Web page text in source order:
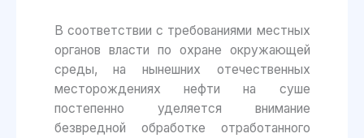
В соответствии с требованиями местных
органов власти по охране окружающей
среды, на нынешних отечественных
месторождениях нефти на суше
постепенно уделяется внимание
безвредной обработке отработанного